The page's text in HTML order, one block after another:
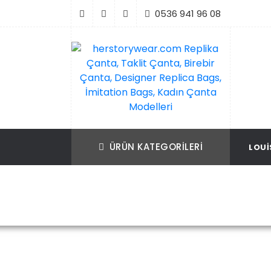
0536 941 96 08
İmitation Bags, Kadın Çanta Modelleri
ÜRÜN KATEGORILERI